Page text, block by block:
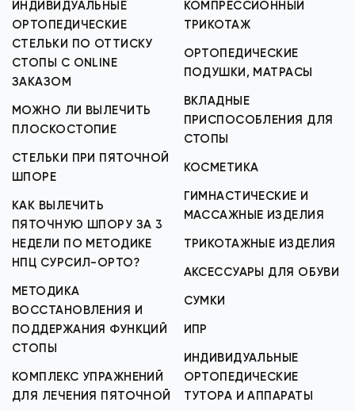
ИНДИВИДУАЛЬНЫЕ
ОРТОПЕДИЧЕСКИЕ
СТЕЛЬКИ ПО ОТТИСКУ
СТОПЫ С ONLINE
ЗАКАЗОМ
МОЖНО ЛИ ВЫЛЕЧИТЬ
ПЛОСКОСТОПИЕ
СТЕЛЬКИ ПРИ ПЯТОЧНОЙ
ШПОРЕ
КАК ВЫЛЕЧИТЬ
ПЯТОЧНУЮ ШПОРУ ЗА 3
НЕДЕЛИ ПО МЕТОДИКЕ
НПЦ СУРСИЛ-ОРТО?
МЕТОДИКА
ВОССТАНОВЛЕНИЯ И
ПОДДЕРЖАНИЯ ФУНКЦИЙ
СТОПЫ
КОМПЛЕКС УПРАЖНЕНИЙ
ДЛЯ ЛЕЧЕНИЯ ПЯТОЧНОЙ
КОМПРЕССИОННЫЙ
ТРИКОТАЖ
ОРТОПЕДИЧЕСКИЕ
ПОДУШКИ, МАТРАСЫ
ВКЛАДНЫЕ
ПРИСПОСОБЛЕНИЯ ДЛЯ
СТОПЫ
КОСМЕТИКА
ГИМНАСТИЧЕСКИЕ И
МАССАЖНЫЕ ИЗДЕЛИЯ
ТРИКОТАЖНЫЕ ИЗДЕЛИЯ
АКСЕССУАРЫ ДЛЯ ОБУВИ
СУМКИ
ИПР
ИНДИВИДУАЛЬНЫЕ
ОРТОПЕДИЧЕСКИЕ
ТУТОРА И АППАРАТЫ